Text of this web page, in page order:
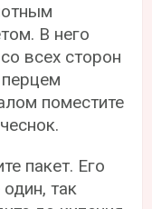
В него
всех сторон
поместите
пакет. Его
так